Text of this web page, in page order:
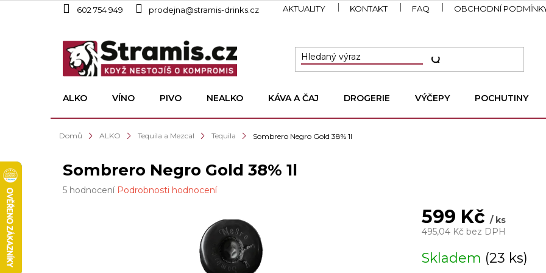
602 754 949 prodejna@stramis-drinks.cz AKTUALITY KONTAKT FAQ OBCHODNÍ
ALKO VÍNO PIVO NEALKO KÁVA A ČAJ DROGERIE VÝČEPY POCHUTINY
Domů ALKO Tequila a Mezcal Tequila Sombrero Negro Gold 38% 1l
Sombrero Negro Gold 38% 1l
Průměrné
5 hodnocení Podrobnosti hodnocení
599 Kč/ ks
495,04 Kč bez DPH
cena:
Skladem (23 ks)